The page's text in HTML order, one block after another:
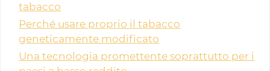
tabacco
Perché usare proprio il tabacco
geneticamente modificato
Una tecnologia promettente soprattutto per i